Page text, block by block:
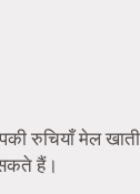
मेल खाती
हैं।